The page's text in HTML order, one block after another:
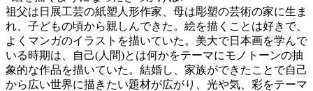
祖父は日展工芸の紙塑人形作家、母は彫塑の芸術の家に生ま
れ、子どもの頃から親しんできた。絵を描くことは好きで、
よくマンガのイラストを描いていた。美大で日本画を学んで
いる時期は、自己(人間)とは何かをテーマにモノトーンの抽
象的な作品を描いていた。結婚し、家族ができたことで自己
から広い世界に描きたい題材が広がり、光や気、彩をテーマ